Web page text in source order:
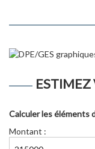
Calculer les éléments
Montant :